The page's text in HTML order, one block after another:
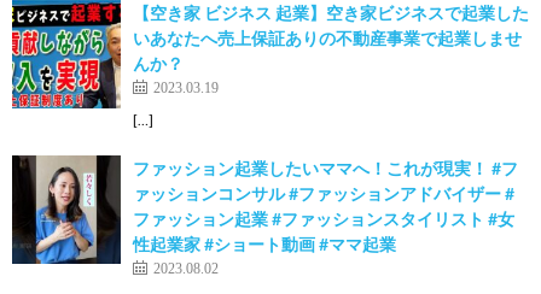
【空き家 ビジネス 起業】空き家ビジネスで起業した
いあなたへ売上保証ありの不動産事業で起業しませ
んか？
2023.03.19
[…]
ファッション起業したいママへ！これが現実！ #フ
ァッションコンサル #ファッションアドバイザー #
ファッション起業 #ファッションスタイリスト #女
性起業家 #ショート動画 #ママ起業
2023.08.02